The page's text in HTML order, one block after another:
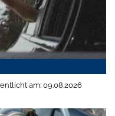
am: 09.08.2026